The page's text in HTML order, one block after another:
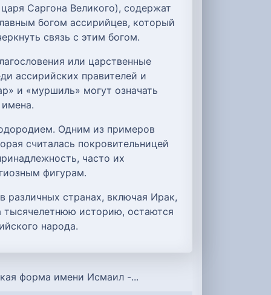
Саргона Великого), содержат
богом ассирийцев, который
связь с этим богом.
или царственные
ассирийских правителей и
и «муршиль» могут означать
Одним из примеров
считалась покровительницей
часто их
фигурам.
различных странах, включая Ирак,
историю, остаются
народа.
форма имени Исмаил -...